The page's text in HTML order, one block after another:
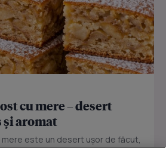
cu mere – desert
aromat
este un desert ușor de făcut,